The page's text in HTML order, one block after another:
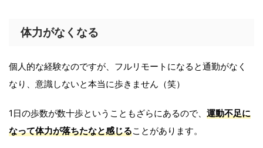
体力がなくなる
個人的な経験なのですが、フルリモートになると通勤がなく
なり、意識しないと本当に歩きません（笑）
1日の歩数が数十歩ということもざらにあるので、 運動不足に
なって体力が落ちたなと感じることがあります。